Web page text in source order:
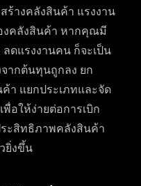
ร้างคลังสินค้า แรงงาน
งคลังสินค้า หากคุณมี
ดแรงงานคน ก็จะเป็น
ากต้นทุนถูกลง ยก
า แยกประเภทและจัด
อให้ง่ายต่อการเบิก
ระสิทธิภาพคลังสินค้า
ยิ่งขึ้น